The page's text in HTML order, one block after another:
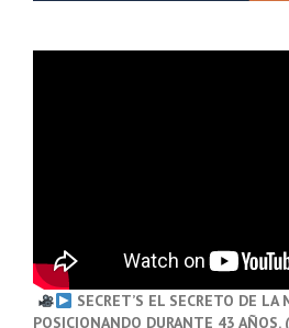
SECRET’S EL SECRETO DE LA
POSICIONANDO DURANTE 43